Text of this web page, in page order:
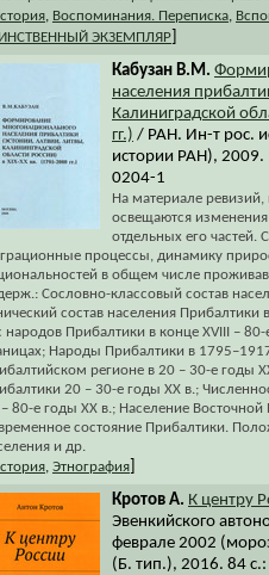
, Воспоминания. Переписка,
ЭКЗЕМПЛЯР
Кабузан В.М.
населения
Калиниградской
гг.) / РАН. Ин-т рос.
истории РАН), 2009.
0204-1
На материале ревизий,
освещаются
отдельных его частей.
процессы, динамику
в общем числе
Сословно-классовый состав
состав населения Прибалтики
народов Прибалтики в конце XVIII –
Народы Прибалтики в
регионе в 20 – 30-е годы
20 – 30-е годы XX в.;
80-е годы XX в.; Население
состояние Прибалтики.
и др.
, Этнография
Кротов А. К центру
Эвенкийского
феврале 2002
(Б. тип.), 2016. 84